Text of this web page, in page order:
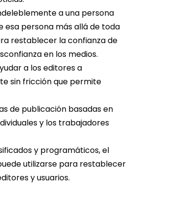
a una persona
esa persona más allá de toda
restablecer la confianza de
en los medios.
a los editores a
sin fricción que permite
de publicación basadas en
y los trabajadores
y programáticos, el
utilizarse para restablecer
y usuarios.